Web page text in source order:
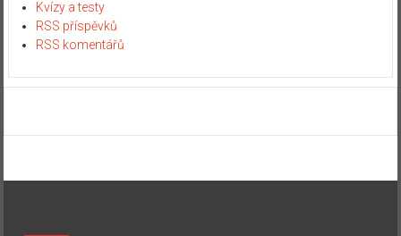
Kvízy a testy
RSS příspěvků
RSS komentářů